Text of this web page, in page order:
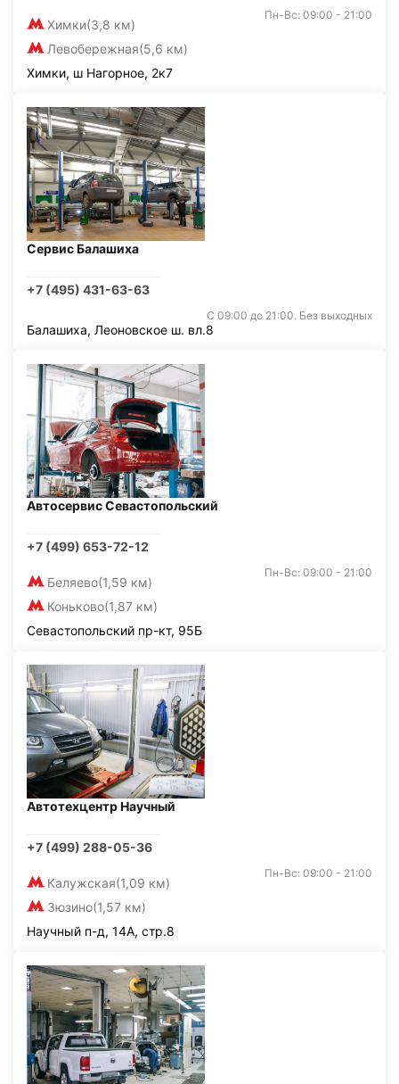
Химки(3,8 км)
Левобережная(5,6 км)
Пн-Вс: 09:00 - 21:00
Химки, ш Нагорное, 2к7
Сервис Балашиха
+7 (495) 431-63-63
С 09:00 до 21:00. Без выходных
Балашиха, Леоновское ш. вл.8
Автосервис Севастопольский
+7 (499) 653-72-12
Беляево(1,59 км)
Коньково(1,87 км)
Пн-Вс: 09:00 - 21:00
Севастопольский пр-кт, 95Б
Автотехцентр Научный
+7 (499) 288-05-36
Калужская(1,09 км)
Зюзино(1,57 км)
Пн-Вс: 09:00 - 21:00
Научный п-д, 14А, стр.8